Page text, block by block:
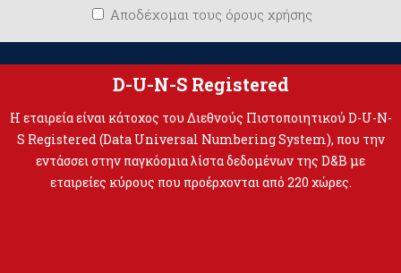
Αποδέχομαι τους όρους χρήσης
D-U-N-S Registered
Η εταιρεία είναι κάτοχος του Διεθνούς Πιστοποιητικού D-U-N-
S Registered (Data Universal Numbering System), που την
εντάσσει στην παγκόσμια λίστα δεδομένων της D&B με
εταιρείες κύρους που προέρχονται από 220 χώρες.